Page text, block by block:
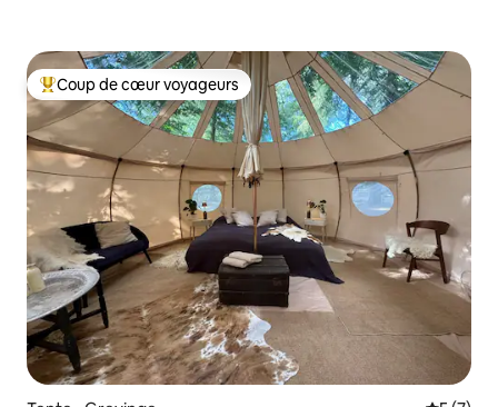
Coups de cœur voyageurs les plus appréciés
Coup de cœur voyageurs